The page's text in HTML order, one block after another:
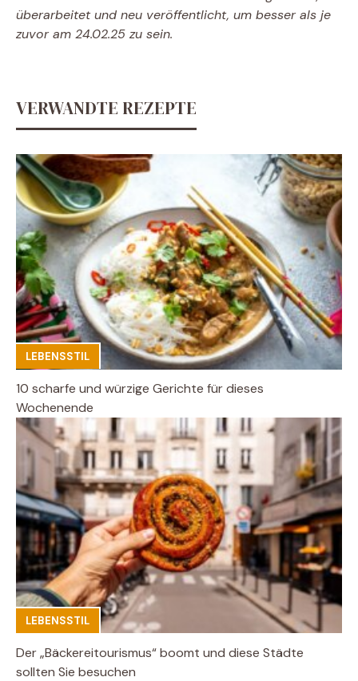
überarbeitet und neu veröffentlicht, um besser als je
zuvor am 24.02.25 zu sein.
VERWANDTE REZEPTE
LEBENSSTIL
10 scharfe und würzige Gerichte für dieses
Wochenende
LEBENSSTIL
Der „Bäckereitourismus“ boomt und diese Städte
sollten Sie besuchen